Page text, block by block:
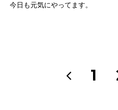
今日も元気にやってます。
1